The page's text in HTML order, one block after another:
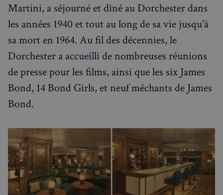
Martini, a séjourné et dîné au Dorchester dans
les années 1940 et tout au long de sa vie jusqu'à
sa mort en 1964. Au fil des décennies, le
Dorchester a accueilli de nombreuses réunions
de presse pour les films, ainsi que les six James
Bond, 14 Bond Girls, et neuf méchants de James
Bond.